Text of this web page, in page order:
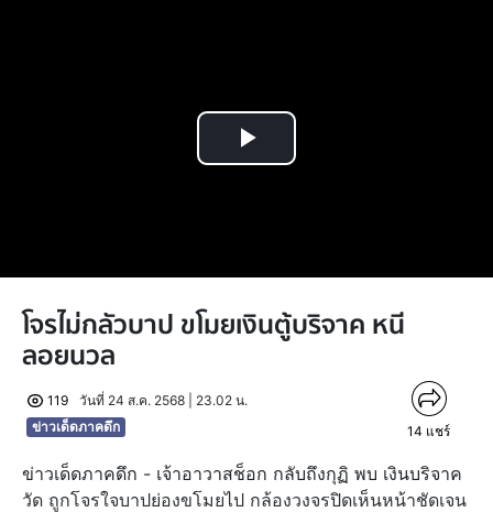
Play
โจรไม่กลัวบาป ขโมยเงินตู้บริจาค หนี
ลอยนวล
119
วันที่ 24 ส.ค. 2568 | 23.02 น.
ข่าวเด็ดภาคดึก
14 แชร์
ข่าวเด็ดภาคดึก - เจ้าอาวาสช็อก กลับถึงกุฏิ พบ เงินบริจาค
วัด ถูกโจรใจบาปย่องขโมยไป กล้องวงจรปิดเห็นหน้าชัดเจน